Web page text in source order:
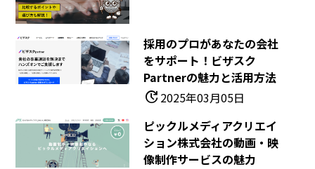
採用のプロがあなたの会社
をサポート！ビザスク
Partnerの魅力と活用方法
update2025年03月05日
ピックルメディアクリエイ
ション株式会社の動画・映
像制作サービスの魅力